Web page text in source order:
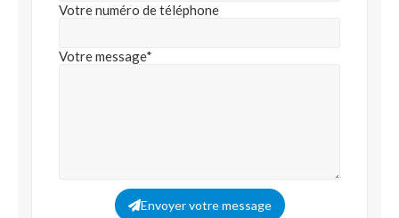
Votre numéro de téléphone
Votre message*
Envoyer votre message